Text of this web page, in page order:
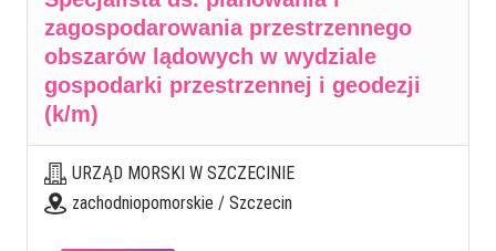
zagospodarowania przestrzennego
obszarów lądowych w wydziale
gospodarki przestrzennej i geodezji
(k/m)
URZĄD MORSKI W SZCZECINIE
zachodniopomorskie / Szczecin